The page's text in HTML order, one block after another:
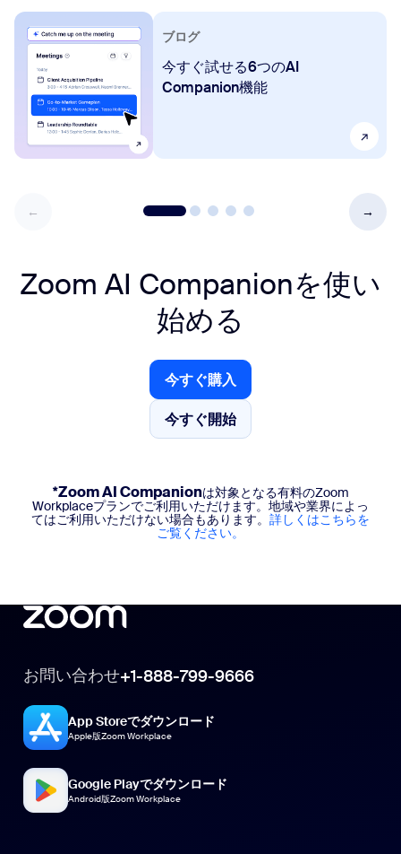
ブログ
今すぐ試せる6つのAI
Companion機能
Zoom AI Companionを使い
始める
今すぐ購入
今すぐ購入
今すぐ開始
今すぐ開始
*Zoom AI Companionは対象となる有料のZoom
Workplaceプランでご利用いただけます。地域や業界によっ
てはご利用いただけない場合もあります。 詳しくはこちらを
ご覧ください。
お問い合わせ+1-888-799-9666
App Storeでダウンロード
Apple版Zoom Workplace
Google Playでダウンロード
Android版Zoom Workplace